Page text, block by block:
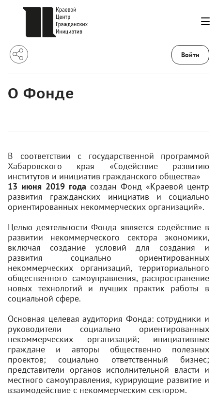
Войти
О Фонде
В соответствии с государственной программой
Хабаровского края «Содействие развитию
институтов и инициатив гражданского общества»
13 июня 2019 года создан Фонд «Краевой центр
развития гражданских инициатив и социально
ориентированных некоммерческих организаций».
Целью деятельности Фонда является содействие в
развитии некоммерческого сектора экономики,
включая создание условий для создания и
развития социально ориентированных
некоммерческих организаций, территориального
общественного самоуправления, распространение
новых технологий и лучших практик работы в
социальной сфере.
Основная целевая аудитория Фонда: сотрудники и
руководители социально ориентированных
некоммерческих организаций; инициативные
граждане и авторы общественно полезных
проектов; социально ответственный бизнес;
представители органов исполнительной власти и
местного самоуправления, курирующие развитие и
взаимодействие с некоммерческим сектором.